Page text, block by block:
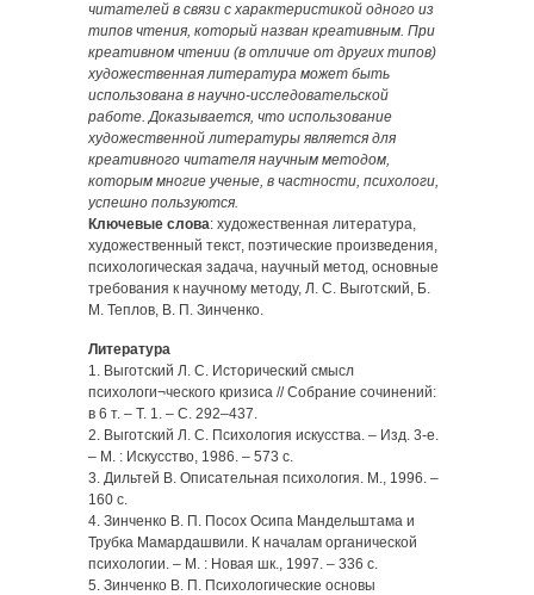
читателей в связи с характеристикой одного из
типов чтения, который назван креативным. При
креативном чтении (в отличие от других типов)
художественная литература может быть
использована в научно-исследовательской
работе. Доказывается, что использование
художественной литературы является для
креативного читателя научным методом,
которым многие ученые, в частности, психологи,
успешно пользуются.
Ключевые слова: художественная литература,
художественный текст, поэтические произведения,
психологическая задача, научный метод, основные
требования к научному методу, Л. С. Выготский, Б.
М. Теплов, В. П. Зинченко.
Литература
1. Выготский Л. С. Исторический смысл
психологи¬ческого кризиса // Собрание сочинений:
в 6 т. – Т. 1. – С. 292–437.
2. Выготский Л. С. Психология искусства. – Изд. 3-е.
– М. : Искусство, 1986. – 573 с.
3. Дильтей В. Описательная психология. М., 1996. –
160 с.
4. Зинченко В. П. Посох Осипа Мандельштама и
Трубка Мамардашвили. К началам органической
психологии. – М. : Новая шк., 1997. – 336 с.
5. Зинченко В. П. Психологические основы